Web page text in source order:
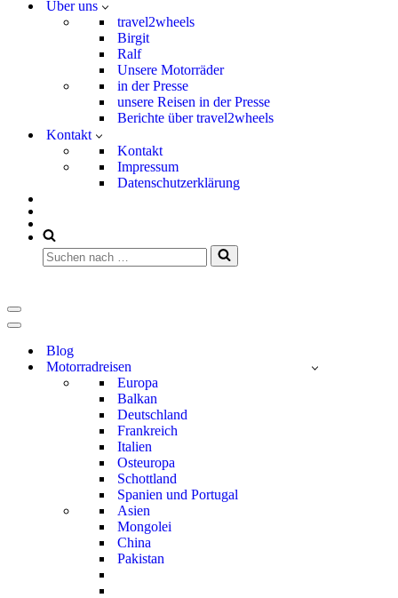
Über uns
travel2wheels
Birgit
Ralf
Unsere Motorräder
in der Presse
unsere Reisen in der Presse
Berichte über travel2wheels
Kontakt
Kontakt
Impressum
Datenschutzerklärung
Suchen
nach …
Navigationsmenü
Navigationsmenü
Blog
Motorradreisen
Europa
Balkan
Deutschland
Frankreich
Italien
Osteuropa
Schottland
Spanien und Portugal
Asien
Mongolei
China
Pakistan